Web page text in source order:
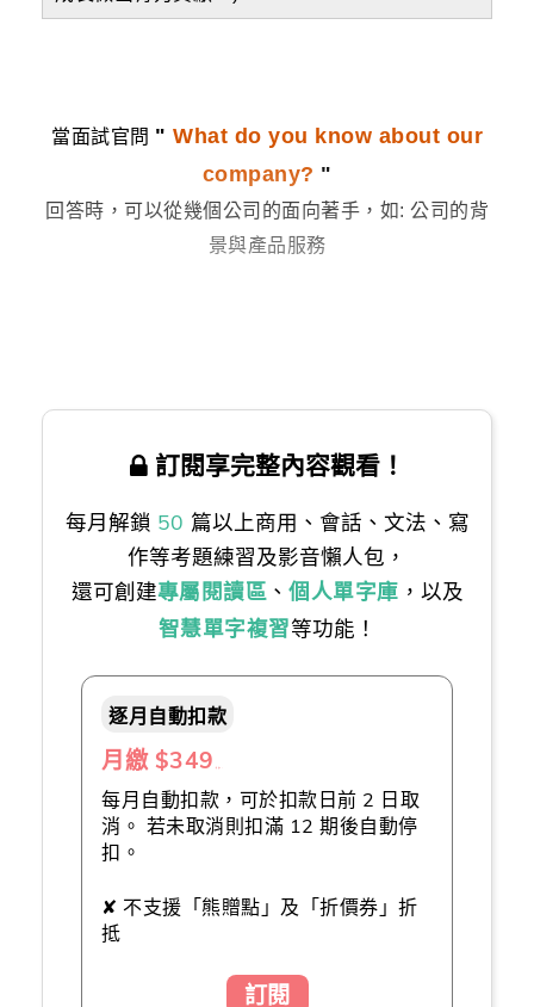
當面試官問 " What do you know about our
company? "
回答時，可以從幾個公司的面向著手，如: 公司的背
景與產品服務
訂閱享完整內容觀看！
每月解鎖 50 篇以上商用、會話、文法、寫
作等考題練習及影音懶人包，
還可創建專屬閱讀區 、 個人單字庫 ，以及
智慧單字複習等功能！
逐月自動扣款
月繳 $349
每月自動扣款，可於扣款日前 2 日取
消。 若未取消則扣滿 12 期後自動停
扣。
✘ 不支援「熊贈點」及「折價券」折
抵
訂閱